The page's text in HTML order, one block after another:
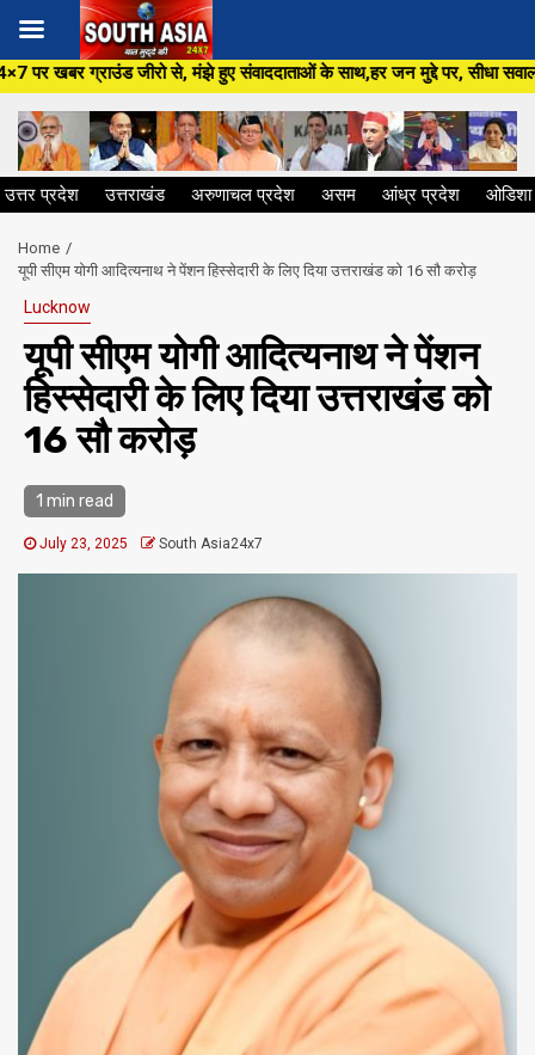
Skip
to
content
जीरो से, मंझे हुए संवाददाताओं के साथ,हर जन मुद्दे पर, सीधा सवाल सरकार
उत्तर प्रदेश उत्तराखंड अरुणाचल प्रदेश असम आंध्र प्रदेश ओडिशा
Home
यूपी सीएम योगी आदित्यनाथ ने पेंशन हिस्सेदारी के लिए दिया उत्तराखंड को 16 सौ करोड़
Lucknow
यूपी सीएम योगी आदित्यनाथ ने पेंशन
हिस्सेदारी के लिए दिया उत्तराखंड को
16 सौ करोड़
1 min read
July 23, 2025 South Asia24x7